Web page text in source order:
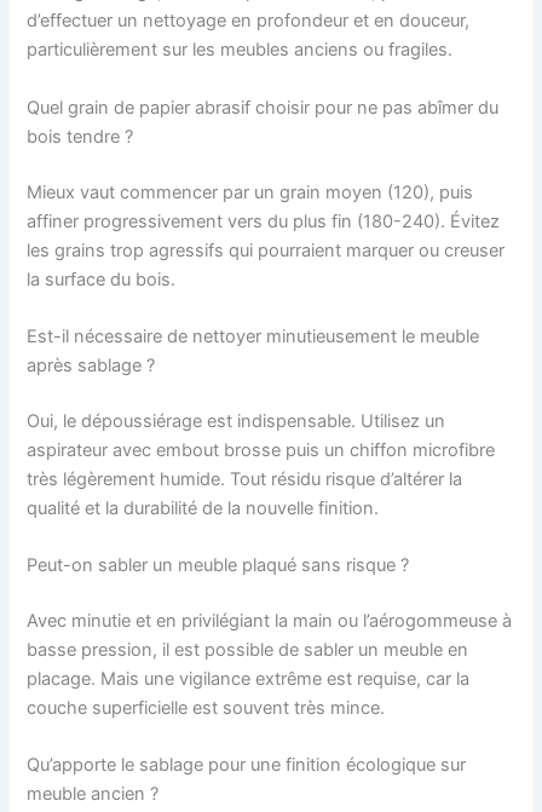
d’effectuer un nettoyage en profondeur et en douceur,
particulièrement sur les meubles anciens ou fragiles.
Quel grain de papier abrasif choisir pour ne pas abîmer du
bois tendre ?
Mieux vaut commencer par un grain moyen (120), puis
affiner progressivement vers du plus fin (180-240). Évitez
les grains trop agressifs qui pourraient marquer ou creuser
la surface du bois.
Est-il nécessaire de nettoyer minutieusement le meuble
après sablage ?
Oui, le dépoussiérage est indispensable. Utilisez un
aspirateur avec embout brosse puis un chiffon microfibre
très légèrement humide. Tout résidu risque d’altérer la
qualité et la durabilité de la nouvelle finition.
Peut-on sabler un meuble plaqué sans risque ?
Avec minutie et en privilégiant la main ou l’aérogommeuse à
basse pression, il est possible de sabler un meuble en
placage. Mais une vigilance extrême est requise, car la
couche superficielle est souvent très mince.
Qu’apporte le sablage pour une finition écologique sur
meuble ancien ?